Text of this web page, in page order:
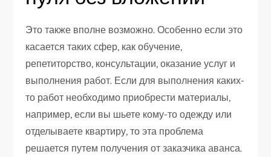
Это также вполне возможно. Особенно если это
касается таких сфер, как обучение,
репетиторство, консультации, оказание услуг и
выполнения работ. Если для выполнения каких-
то работ необходимо приобрести материалы,
например, если вы шьете кому-то одежду или
отделываете квартиру, то эта проблема
решается путем получения от заказчика аванса.